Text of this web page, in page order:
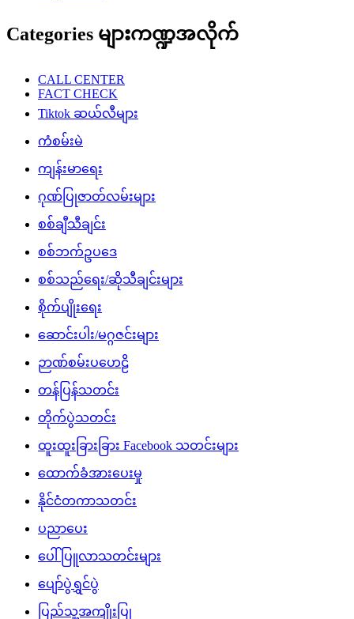
Categories များကဏ္ဍအလိုက်
CALL CENTER
FACT CHECK
Tiktok ဆယ်လီများ
ကံစမ်းမဲ
ကျန်းမာရေး
ဂုဏ်ပြုဇာတ်လမ်းများ
စစ်ချီသီချင်း
စစ်ဘက်ဥပဒေ
စစ်သည်ရေး/ဆိုသီချင်းများ
စိုက်ပျိုးရေး
ဆောင်းပါး/မဂ္ဂဇင်းများ
ဉာဏ်စမ်းပဟေဠိ
တန်ပြန်သတင်း
တိုက်ပွဲသတင်း
ထူးထူးခြားခြား Facebook သတင်းများ
ထောက်ခံအားပေးမှု
နိုင်ငံတကာသတင်း
ပညာပေး
ပေါ်ပြူလာသတင်းများ
ပျော်ပွဲရွှင်ပွဲ
ပြည်သူ့အကျိုးပြု